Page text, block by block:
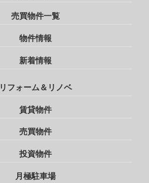
売買物件一覧
物件情報
新着情報
リフォーム＆リノベ
賃貸物件
売買物件
投資物件
月極駐車場